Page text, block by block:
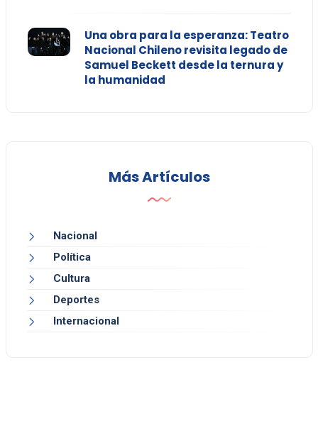
Una obra para la esperanza: Teatro
Nacional Chileno revisita legado de
Samuel Beckett desde la ternura y
la humanidad
Más Artículos
Nacional
Política
Cultura
Deportes
Internacional